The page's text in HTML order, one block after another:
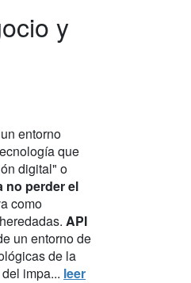
y
entorno
que
digital" o
no perder el
como
API
un entorno de
de la
impa... leer